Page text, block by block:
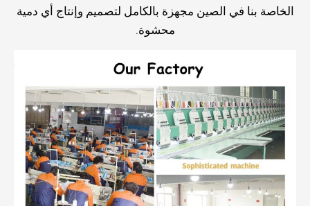
الخاصة بنا في الصين مجهزة بالكامل لتصميم وإنتاج أي دمية
محشوة.